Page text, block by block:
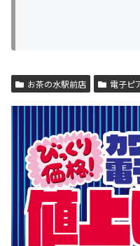
お茶の水駅前店 電子ピ